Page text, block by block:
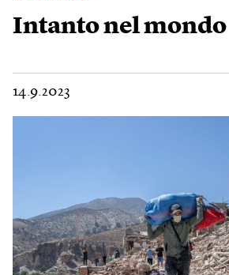
Intanto nel mondo
14.9.2023